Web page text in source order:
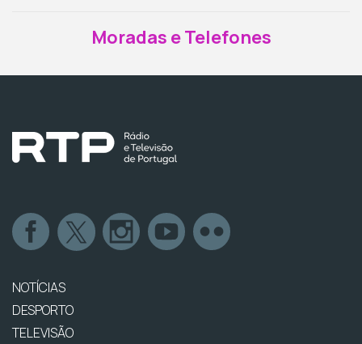
Moradas e Telefones
NOTÍCIAS
DESPORTO
TELEVISÃO